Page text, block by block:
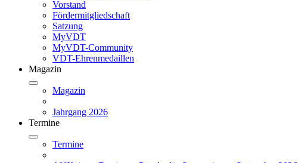
Vorstand
Fördermitgliedschaft
Satzung
MyVDT
MyVDT-Community
VDT-Ehrenmedaillen
Magazin
Magazin
Jahrgang 2026
Termine
Termine